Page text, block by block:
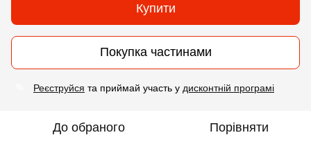
Купити
Покупка частинами
Реєструйся та приймай участь у дисконтній програмі
До обраного Порівняти